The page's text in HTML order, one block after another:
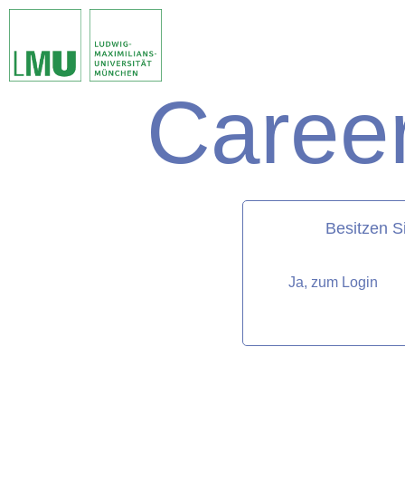
Besitzen
Ja, zum Login